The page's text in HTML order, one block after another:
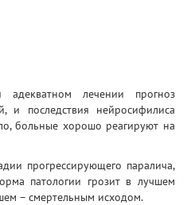
лечении прогноз
и последствия нейросифилиса
больные хорошо реагируют на
прогрессирующего паралича,
патологии грозит в лучшем
– смертельным исходом.